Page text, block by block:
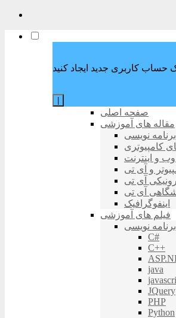
صفحه اصلی
مقاله های آموزشی
نویسی
کامپیوتری
و اینترنت
و آی تی
آی تی
آی تی
اینفوگرافیک
فیلم های آموزشی
نویسی
C#
C++
java
JQuery
PHP
Python